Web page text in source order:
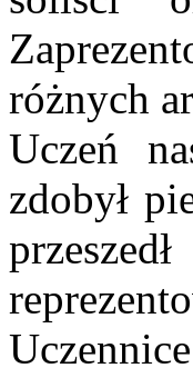
różnych
Uczeń
zdobył